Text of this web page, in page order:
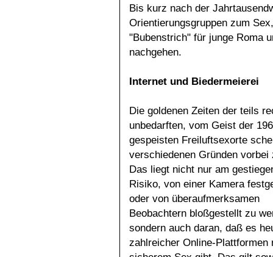
Bis kurz nach der
Orientierungsgruppen zum
"Bubenstrich" für junge Roma
nachgehen.
Internet und Biedermeierei
Die goldenen Zeiten der teils
unbedarften, vom Geist der
gespeisten Freiluftsexorte
verschiedenen Gründen vorbei
Das liegt nicht nur am
Risiko, von einer Kamera
oder von überaufmerksamen
Beobachtern bloßgestellt zu
sondern auch daran, daß es
zahlreicher Online-Plattformen